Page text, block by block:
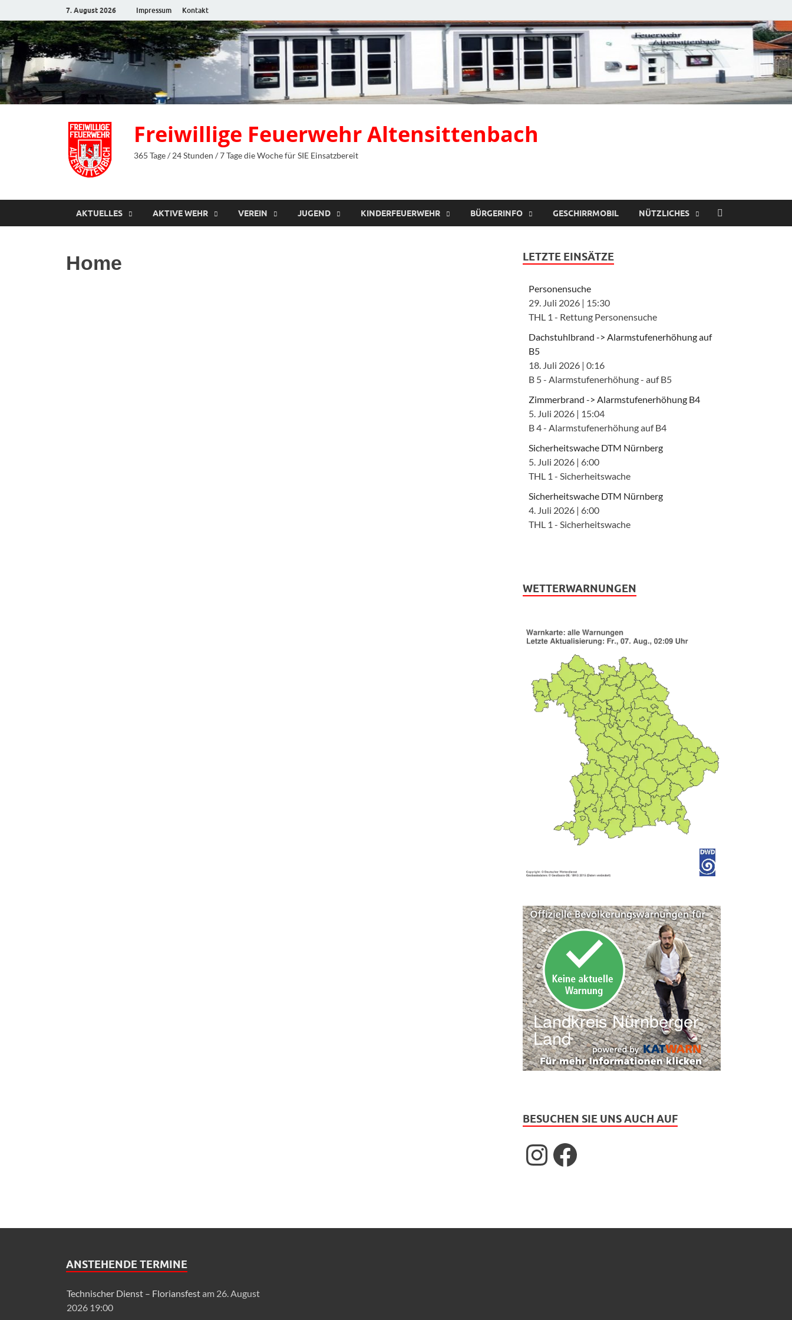
7. August 2026 Impressum Kontakt
Freiwillige Feuerwehr Altensittenbach
365 Tage / 24 Stunden / 7 Tage die Woche für SIE Einsatzbereit
AKTUELLES AKTIVE WEHR VEREIN JUGEND KINDERFEUERWEHR BÜRGERINFO GESCHIRRMOBIL NÜTZLICHES
Home LETZTE EINSÄTZE
Personensuche
29. Juli 2026 | 15:30
THL 1 - Rettung Personensuche
Dachstuhlbrand -> Alarmstufenerhöhung auf
B5
18. Juli 2026 |0:16
B 5 - Alarmstufenerhöhung - auf B5
Zimmerbrand -> Alarmstufenerhöhung B4
5. Juli 2026 | 15:04
B 4 - Alarmstufenerhöhung auf B4
Sicherheitswache DTM Nürnberg
5. Juli 2026 | 6:00
THL 1 - Sicherheitswache
Sicherheitswache DTM Nürnberg
4. Juli 2026 | 6:00
THL 1 - Sicherheitswache
WETTERWARNUNGEN
BESUCHEN SIE UNS AUCH AUF
ANSTEHENDE TERMINE
Technischer Dienst – Floriansfestam 26. August
2026 19:00